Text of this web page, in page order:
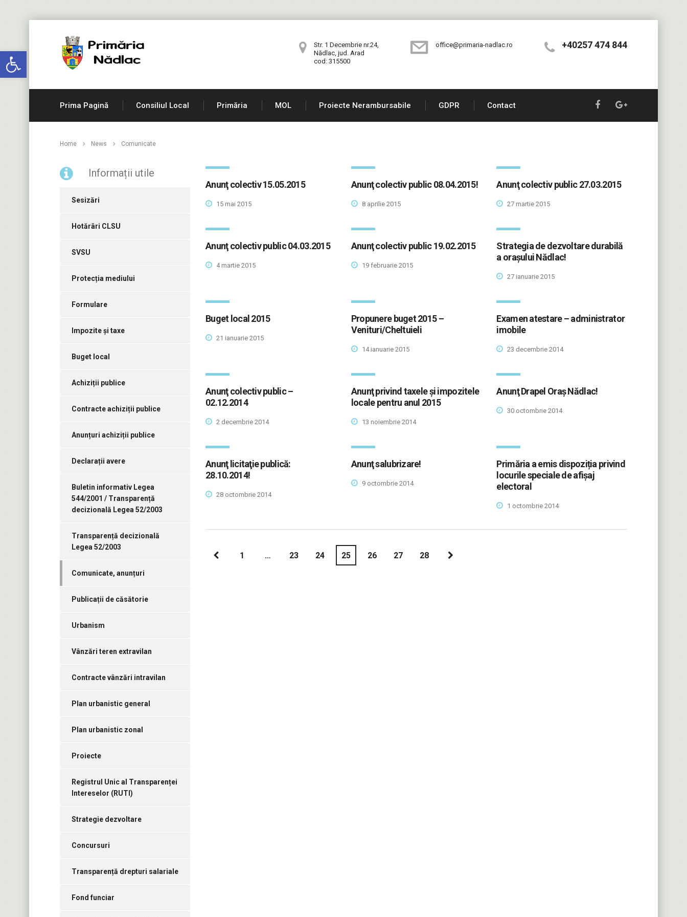
Deschide bara de unelte
+40257 474 844
office@primaria-nadlac.ro
Str. 1 Decembrie nr.24,
Nădlac, jud. Arad
cod: 315500
Prima Pagină Consiliul Local Primăria MOL Proiecte Nerambursabile GDPR Contact
Home News Comunicate
Anunţ colectiv 15.05.2015
15 mai 2015
Anunţ colectiv public 08.04.2015!
8 aprilie 2015
Anunţ colectiv public 27.03.2015
27 martie 2015
Anunţ colectiv public 04.03.2015
4 martie 2015
Anunţ colectiv public 19.02.2015
19 februarie 2015
Strategia de dezvoltare durabilă
a oraşului Nădlac!
27 ianuarie 2015
Buget local 2015
21 ianuarie 2015
Propunere buget 2015 –
Venituri/Cheltuieli
14 ianuarie 2015
Examen atestare – administrator
imobile
23 decembrie 2014
Anunţ colectiv public –
02.12.2014
2 decembrie 2014
Anunţ privind taxele şi impozitele
locale pentru anul 2015
13 noiembrie 2014
Anunţ Drapel Oraş Nădlac!
30 octombrie 2014
Anunţ licitaţie publică:
28.10.2014!
28 octombrie 2014
Anunţ salubrizare!
9 octombrie 2014
Primăria a emis dispoziția privind
locurile speciale de afișaj
electoral
1 octombrie 2014
1 … 23 24 25 26 27 28
Informații utile
Sesizări
Hotărâri CLSU
SVSU
Protecția mediului
Formulare
Impozite și taxe
Buget local
Achiziții publice
Contracte achiziții publice
Anunțuri achiziții publice
Declarații avere
Buletin informativ Legea
544/2001 / Transparență
decizională Legea 52/2003
Transparență decizională
Legea 52/2003
Comunicate, anunțuri
Publicații de căsătorie
Urbanism
Vânzări teren extravilan
Contracte vânzări intravilan
Plan urbanistic general
Plan urbanistic zonal
Proiecte
Registrul Unic al Transparenței
Intereselor (RUTI)
Strategie dezvoltare
Concursuri
Transparență drepturi salariale
Fond funciar